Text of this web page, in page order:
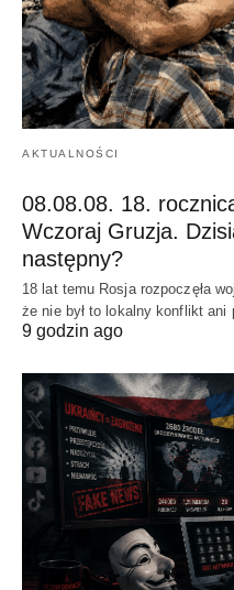
AKTUALNOŚCI
08.08.08. 18.
Wczoraj Gruzja.
następny?
18 lat temu Rosja rozpoczęła
że nie był to lokalny konflikt
9 godzin ago